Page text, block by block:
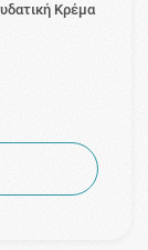
Κρέμα